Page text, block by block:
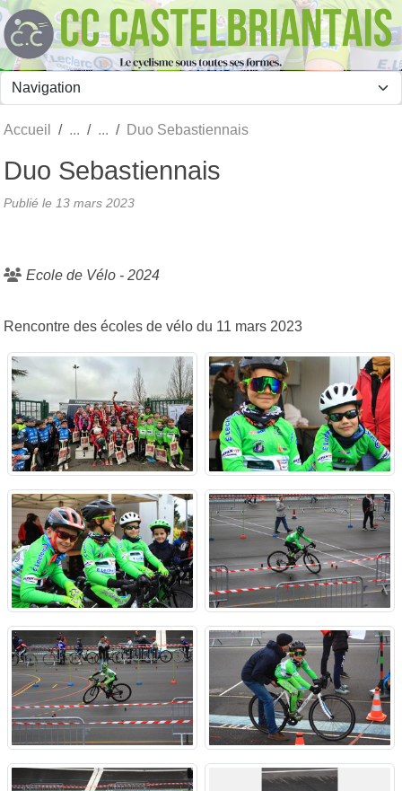
Accueil Duo Sebastiennais
Duo Sebastiennais
Publié le 13 mars 2023
Ecole de Vélo - 2024
Rencontre des écoles de vélo du 11 mars 2023
Panneau de gestion des cookies